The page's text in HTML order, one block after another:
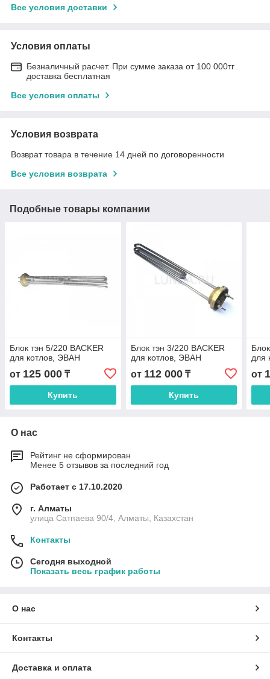
Все условия доставки
Условия оплаты
Безналичный расчет. При сумме заказа от 100 000тг
доставка бесплатная
Все условия оплаты
Условия возврата
Возврат товара в течение 14 дней по договоренности
Все условия возврата
Подобные товары компании
Блок тэн 5/220 BACKER
для котлов, ЭВАН
от 125 000 ₸
Купить
Блок тэн 3/220 BACKER
для котлов, ЭВАН
от 112 000₸
Купить
для
от
О нас
Рейтинг не сформирован
Менее 5 отзывов за последний год
Работает с 17.10.2020
г. Алматы
улица Сатпаева 90/4, Алматы, Казахстан
Контакты
Сегодня выходной
Показать весь график работы
О нас
Контакты
Доставка и оплата